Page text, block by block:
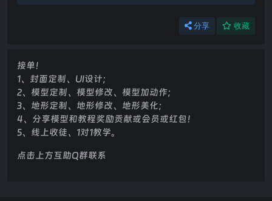
分享 收藏
接单！
1、封面定制、UI设计；
2、模型定制、模型修改、模型加动作；
3、地形定制、地形修改、地形美化；
4、分享模型和教程奖励贡献或会员或红包！
5、线上收徒、1对1教学。
点击上方互助Q群联系